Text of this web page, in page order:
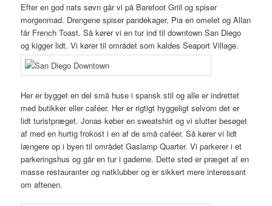
Efter en god nats søvn går vi på Barefoot Griil og spiser
morgenmad. Drengene spiser pandekager, Pia en omelet og Allan
får French Toast. Så kører vi en tur ind til downtown San Diego
og kigger lidt. Vi kører til området som kaldes Seaport Village.
Her er bygget en del små huse i spansk stil og alle er indrettet
med butikker eller caféer. Her er rigtigt hyggeligt selvom det er
lidt turistpræget. Jonas køber en sweatshirt og vi slutter besøget
af med en hurtig frokost i en af de små caféer. Så kører vi lidt
længere op i byen til området Gaslamp Quarter. Vi parkerer i et
parkeringshus og går en tur i gaderne. Dette sted er præget af en
masse restauranter og natklubber og er sikkert mere interessant
om aftenen.